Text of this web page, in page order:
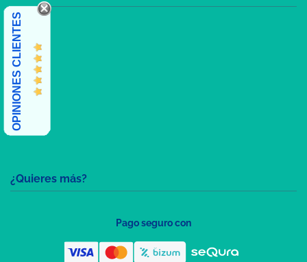
¿Quieres más?
OPINIONES CLIENTES
Pago seguro con